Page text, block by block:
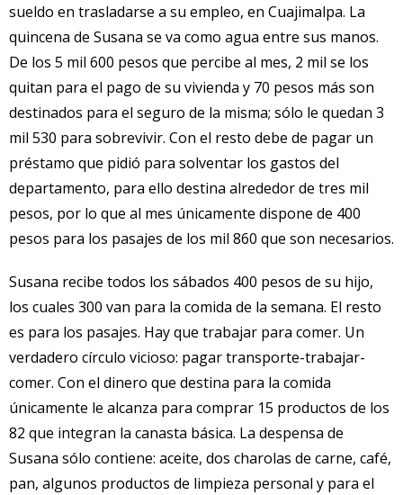
sueldo en trasladarse a su empleo, en Cuajimalpa. La
quincena de Susana se va como agua entre sus manos.
De los 5 mil 600 pesos que percibe al mes, 2 mil se los
quitan para el pago de su vivienda y 70 pesos más son
destinados para el seguro de la misma; sólo le quedan 3
mil 530 para sobrevivir. Con el resto debe de pagar un
préstamo que pidió para solventar los gastos del
departamento, para ello destina alrededor de tres mil
pesos, por lo que al mes únicamente dispone de 400
pesos para los pasajes de los mil 860 que son necesarios.
Susana recibe todos los sábados 400 pesos de su hijo,
los cuales 300 van para la comida de la semana. El resto
es para los pasajes. Hay que trabajar para comer. Un
verdadero círculo vicioso: pagar transporte-trabajar-
comer. Con el dinero que destina para la comida
únicamente le alcanza para comprar 15 productos de los
82 que integran la canasta básica. La despensa de
Susana sólo contiene: aceite, dos charolas de carne, café,
pan, algunos productos de limpieza personal y para el